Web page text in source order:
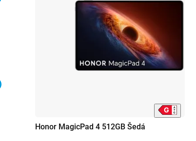
Honor MagicPad 4 512GB Šedá